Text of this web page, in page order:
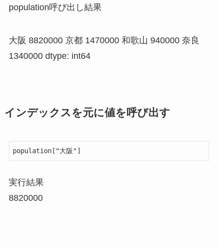
population呼び出し結果
大阪 8820000 京都 1470000 和歌山 940000 奈良
1340000 dtype: int64
インデックスを元に値を呼び出す
実行結果
8820000